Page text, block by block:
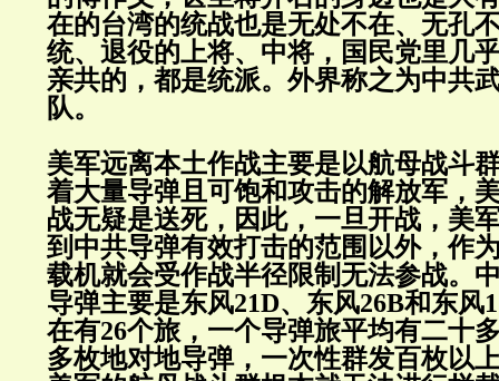
在的台湾的统战也是无处不在、无孔
统、退役的上将、中将，国民党里几
亲共的，都是统派。外界称之为中共
队。
美军远离本土作战主要是以航母战斗
着大量导弹且可饱和攻击的解放军，
战无疑是送死，因此，一旦开战，美
到中共导弹有效打击的范围以外，作
载机就会受作战半径限制无法参战。
导弹主要是东风21D、东风26B和东风
在有26个旅，一个导弹旅平均有二十
多枚地对地导弹，一次性群发百枚以